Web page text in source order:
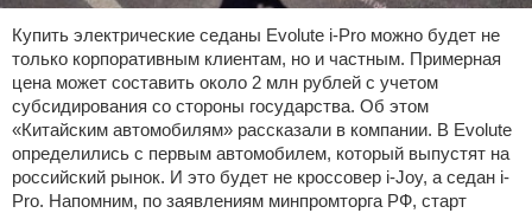
Купить электрические седаны Evolute i-Pro можно будет не
только корпоративным клиентам, но и частным. Примерная
цена может составить около 2 млн рублей с учетом
субсидирования со стороны государства. Об этом
«Китайским автомобилям» рассказали в компании. В Evolute
определились с первым автомобилем, который выпустят на
российский рынок. И это будет не кроссовер i-Joy, а седан i-
Pro. Напомним, по заявлениям минпромторга РФ, старт